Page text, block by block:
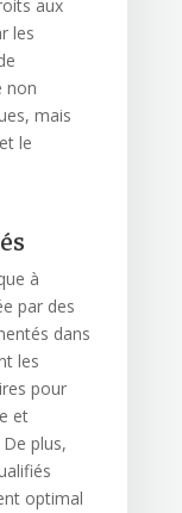
aux
les
non
mais
le
à
par des
dans
les
pour
et
plus,
optimal